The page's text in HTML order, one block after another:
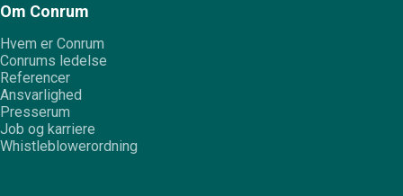
Om Conrum
Hvem er Conrum
Conrums ledelse
Referencer
Ansvarlighed
Presserum
Job og karriere
Whistleblowerordning